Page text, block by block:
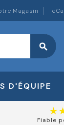
Magasin
search
D'ÉQUIPE
Fiable